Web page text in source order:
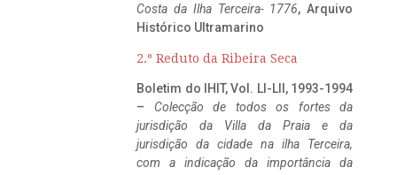
Costa da Ilha Terceira- 1776, Arquivo
Histórico Ultramarino
2.º Reduto da Ribeira Seca
Boletim do IHIT, Vol. LI-LII, 1993-1994
– Colecção de todos os fortes da
jurisdição da Villa da Praia e da
jurisdição da cidade na ilha Terceira,
com a indicação da importância da